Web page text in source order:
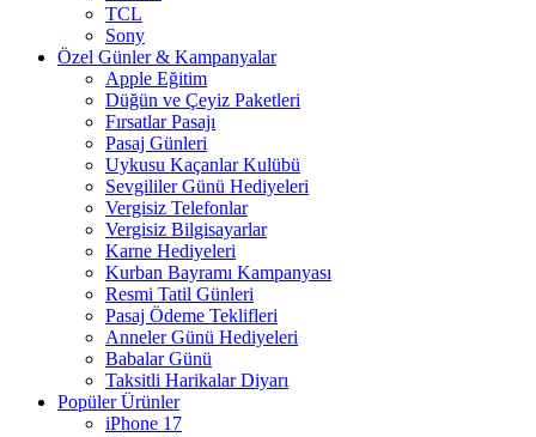
TCL
Sony
Özel Günler & Kampanyalar
Apple Eğitim
Düğün ve Çeyiz Paketleri
Fırsatlar Pasajı
Pasaj Günleri
Uykusu Kaçanlar Kulübü
Sevgililer Günü Hediyeleri
Vergisiz Telefonlar
Vergisiz Bilgisayarlar
Karne Hediyeleri
Kurban Bayramı Kampanyası
Resmi Tatil Günleri
Pasaj Ödeme Teklifleri
Anneler Günü Hediyeleri
Babalar Günü
Taksitli Harikalar Diyarı
Popüler Ürünler
iPhone 17